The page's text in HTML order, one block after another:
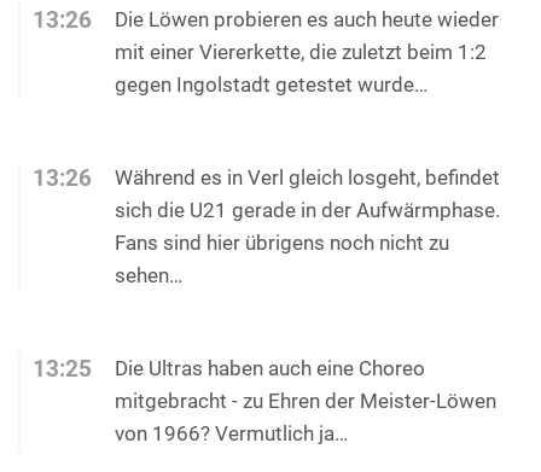
13:26
Die Löwen probieren es auch heute wieder
mit einer Viererkette, die zuletzt beim 1:2
gegen Ingolstadt getestet wurde…
13:26
Während es in Verl gleich losgeht, befindet
sich die U21 gerade in der Aufwärmphase.
Fans sind hier übrigens noch nicht zu
sehen…
13:25
Die Ultras haben auch eine Choreo
mitgebracht - zu Ehren der Meister-Löwen
von 1966? Vermutlich ja…